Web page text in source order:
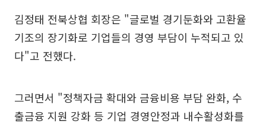
김정태 전북상협 회장은 "글로벌 경기둔화와 고환율
기조의 장기화로 기업들의 경영 부담이 누적되고 있
다"고 전했다.
그러면서 "정책자금 확대와 금융비용 부담 완화, 수
출금융 지원 강화 등 기업 경영안정과 내수활성화를